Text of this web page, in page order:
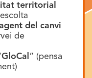
territorial
del canvi
de
GloCal ” (pensa